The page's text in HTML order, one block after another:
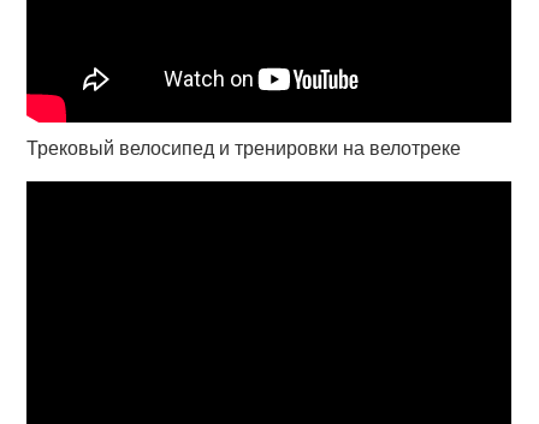
Трековый велосипед и тренировки на велотреке